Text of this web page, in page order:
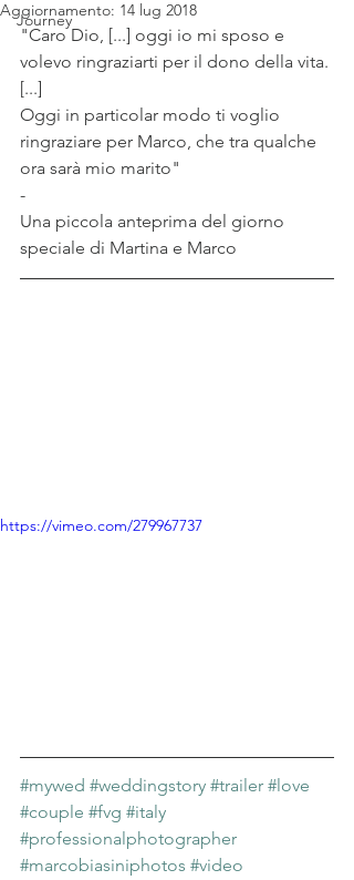
Journey
Aggiornamento: 14 lug 2018
"Caro Dio, [...] oggi io mi sposo e
volevo ringraziarti per il dono della vita.
[...]
Oggi in particolar modo ti voglio
ringraziare per Marco, che tra qualche
ora sarà mio marito"
-
Una piccola anteprima del giorno
speciale di Martina e Marco
https://vimeo.com/279967737
#mywed #weddingstory #trailer #love
#couple #fvg #italy
#professionalphotographer
#marcobiasiniphotos #video